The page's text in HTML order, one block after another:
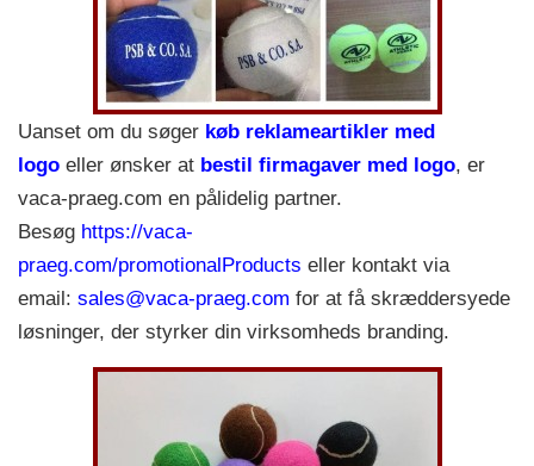
Uanset om du søger køb reklameartikler med
logo eller ønsker at bestil firmagaver med logo, er
vaca-praeg.com en pålidelig partner.
Besøg https://vaca-
praeg.com/promotionalProducts eller kontakt via
email: sales@vaca-praeg.com for at få skræddersyede
løsninger, der styrker din virksomheds branding.